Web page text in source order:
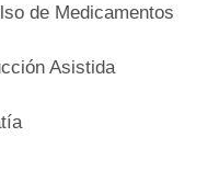
de Medicamentos
Asistida